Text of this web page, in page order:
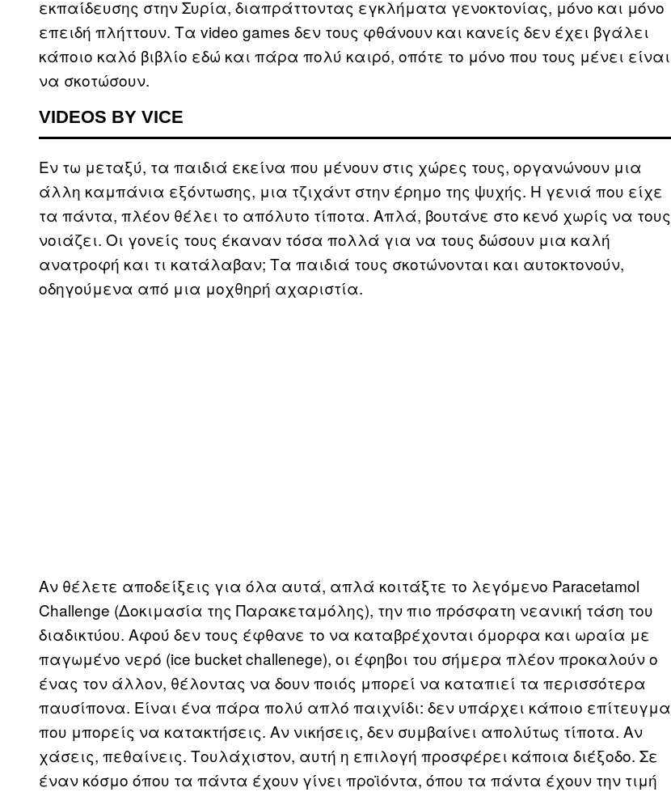
εκπαίδευσης στην Συρία, διαπράττοντας εγκλήματα γενοκτονίας, μόνο και μόνο
επειδή πλήττουν. Τα video games δεν τους φθάνουν και κανείς δεν έχει βγάλει
κάποιο καλό βιβλίο εδώ και πάρα πολύ καιρό, οπότε το μόνο που τους μένει είναι
να σκοτώσουν.
VIDEOS BY VICE
Εν τω μεταξύ, τα παιδιά εκείνα που μένουν στις χώρες τους, οργανώνουν μια
άλλη καμπάνια εξόντωσης, μια τζιχάντ στην έρημο της ψυχής. Η γενιά που είχε
τα πάντα, πλέον θέλει το απόλυτο τίποτα. Απλά, βουτάνε στο κενό χωρίς να τους
νοιάζει. Οι γονείς τους έκαναν τόσα πολλά για να τους δώσουν μια καλή
ανατροφή και τι κατάλαβαν; Τα παιδιά τους σκοτώνονται και αυτοκτονούν,
οδηγούμενα από μια μοχθηρή αχαριστία.
Αν θέλετε αποδείξεις για όλα αυτά, απλά κοιτάξτε το λεγόμενο Paracetamol
Challenge (Δοκιμασία της Παρακεταμόλης), την πιο πρόσφατη νεανική τάση του
διαδικτύου. Αφού δεν τους έφθανε το να καταβρέχονται όμορφα και ωραία με
παγωμένο νερό (ice bucket challenege), οι έφηβοι του σήμερα πλέον προκαλούν ο
ένας τον άλλον, θέλοντας να δουν ποιός μπορεί να καταπιεί τα περισσότερα
παυσίπονα. Είναι ένα πάρα πολύ απλό παιχνίδι: δεν υπάρχει κάποιο επίτευγμα
που μπορείς να κατακτήσεις. Αν νικήσεις, δεν συμβαίνει απολύτως τίποτα. Αν
χάσεις, πεθαίνεις. Τουλάχιστον, αυτή η επιλογή προσφέρει κάποια διέξοδο. Σε
έναν κόσμο όπου τα πάντα έχουν γίνει προϊόντα, όπου τα πάντα έχουν την τιμή